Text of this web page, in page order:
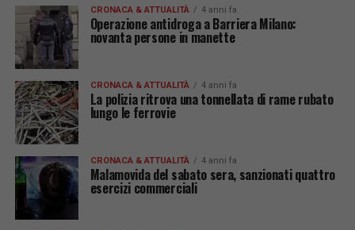
CRONACA & ATTUALITÀ 4 anni fa
Operazione antidroga a Barriera Milano:
novanta persone in manette
CRONACA & ATTUALITÀ 4 anni fa
La polizia ritrova una tonnellata di rame rubato
lungo le ferrovie
CRONACA & ATTUALITÀ 4 anni fa
Malamovida del sabato sera, sanzionati quattro
esercizi commerciali